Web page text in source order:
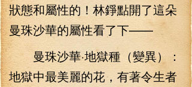
狀態和屬性的！林錚點開了這朵
曼珠沙華的屬性看了下——
曼珠沙華·地獄種（變異）：
地獄中最美麗的花，有著令生者